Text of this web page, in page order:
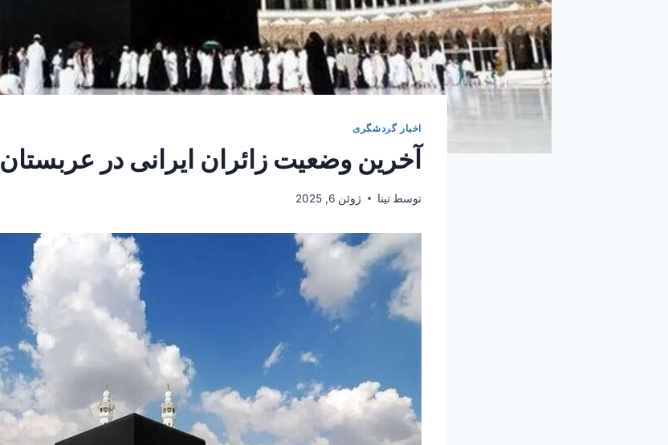
اخبار گردشگری
آخرین وضعیت زائران ایرانی در عربستان
توسط تینا ژوئن 6, 2025